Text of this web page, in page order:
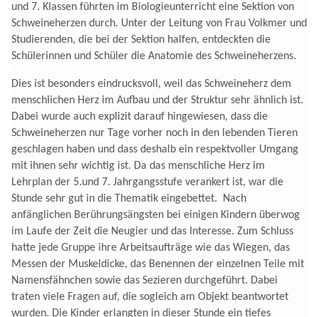
und 7. Klassen führten im Biologieunterricht eine Sektion von
Schweineherzen durch. Unter der Leitung von Frau Volkmer und
Studierenden, die bei der Sektion halfen, entdeckten die
Schülerinnen und Schüler die Anatomie des Schweineherzens.
Dies ist besonders eindrucksvoll, weil das Schweineherz dem
menschlichen Herz im Aufbau und der Struktur sehr ähnlich ist.
Dabei wurde auch explizit darauf hingewiesen, dass die
Schweineherzen nur Tage vorher noch in den lebenden Tieren
geschlagen haben und dass deshalb ein respektvoller Umgang
mit ihnen sehr wichtig ist. Da das menschliche Herz im
Lehrplan der 5.und 7. Jahrgangsstufe verankert ist, war die
Stunde sehr gut in die Thematik eingebettet.
Nach
anfänglichen Berührungsängsten bei einigen Kindern überwog
im Laufe der Zeit die Neugier und das Interesse. Zum Schluss
hatte jede Gruppe ihre Arbeitsaufträge wie das Wiegen, das
Messen der Muskeldicke, das Benennen der einzelnen Teile mit
Namensfähnchen sowie das Sezieren durchgeführt. Dabei
traten viele Fragen auf, die sogleich am Objekt beantwortet
wurden. Die Kinder erlangten in dieser Stunde ein tiefes